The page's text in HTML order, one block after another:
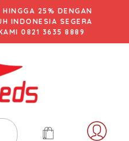
25% DENGAN
INDONESIA SEGERA
0821 3635 8889